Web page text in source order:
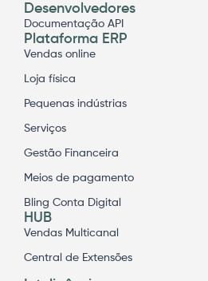
Desenvolvedores
Documentação API
Plataforma ERP
Vendas online
Loja física
Pequenas indústrias
Serviços
Gestão Financeira
Meios de pagamento
Bling Conta Digital
HUB
Vendas Multicanal
Central de Extensões